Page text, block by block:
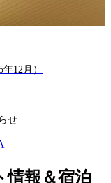
12月）
せ
情報＆宿泊